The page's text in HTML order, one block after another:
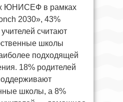
ЮНИСЕФ в рамках
2030», 43%
считают
школы
подходящей
18% родителей
школы, а 8%